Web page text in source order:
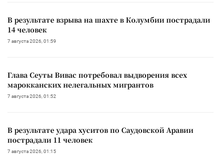
В результате взрыва на шахте в Колумбии пострадали
14 человек
7 августа 2026, 01:59
Глава Сеуты Вивас потребовал выдворения всех
марокканских нелегальных мигрантов
7 августа 2026, 01:52
В результате удара хуситов по Саудовской Аравии
пострадали 11 человек
7 августа 2026, 01:15